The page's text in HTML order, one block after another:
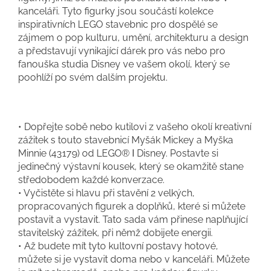
kanceláři. Tyto figurky jsou součástí kolekce
inspirativních LEGO stavebnic pro dospělé se
zájmem o pop kulturu, umění, architekturu a design
a představují vynikající dárek pro vás nebo pro
fanouška studia Disney ve vašem okolí, který se
poohlíží po svém dalším projektu.
• Dopřejte sobě nebo kutilovi z vašeho okolí kreativní
zážitek s touto stavebnicí Myšák Mickey a Myška
Minnie (43179) od LEGO® ǀ Disney. Postavte si
jedinečný výstavní kousek, který se okamžitě stane
středobodem každé konverzace.
• Vyčistěte si hlavu při stavění 2 velkých,
propracovaných figurek a doplňků, které si můžete
postavit a vystavit. Tato sada vám přinese naplňující
stavitelský zážitek, při němž dobijete energii.
• Až budete mít tyto kultovní postavy hotové,
můžete si je vystavit doma nebo v kanceláři. Můžete